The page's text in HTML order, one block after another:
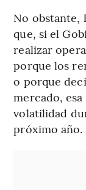
No obstante,
que, si el
realizar
porque los
o porque
mercado,
volatilidad
próximo año.